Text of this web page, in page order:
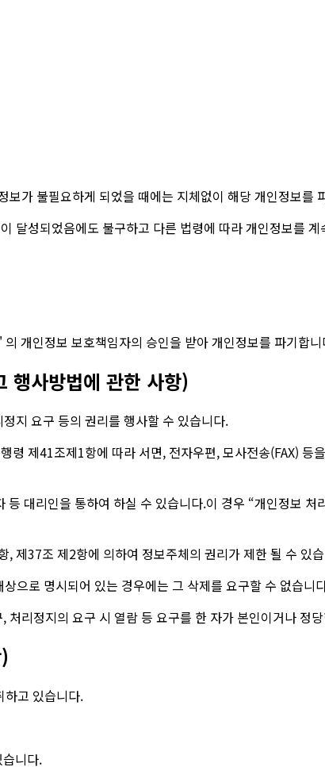
가 불필요하게 되었을 때에는 지체없이 해당 개인정보를
성되었음에도 불구하고 다른 법령에 따라 개인정보를
개인정보 보호책임자의 승인을 받아 개인정보를 파기합니
행사방법에 관한 사항)
지 요구 등의 권리를 행사할 수 있습니다.
제41조제1항에 따라 서면, 전자우편, 모사전송(FAX) 등
대리인을 통하여 하실 수 있습니다.이 경우 “개인정보
제37조 제2항에 의하여 정보주체의 권리가 제한 될 수 있
으로 명시되어 있는 경우에는 그 삭제를 요구할 수 없습니
리정지의 요구 시 열람 등 요구를 한 자가 본인이거나 정
고 있습니다.
니다.